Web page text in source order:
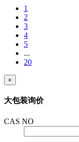
1
2
3
4
5
...
20
×
大包装询价
CAS NO